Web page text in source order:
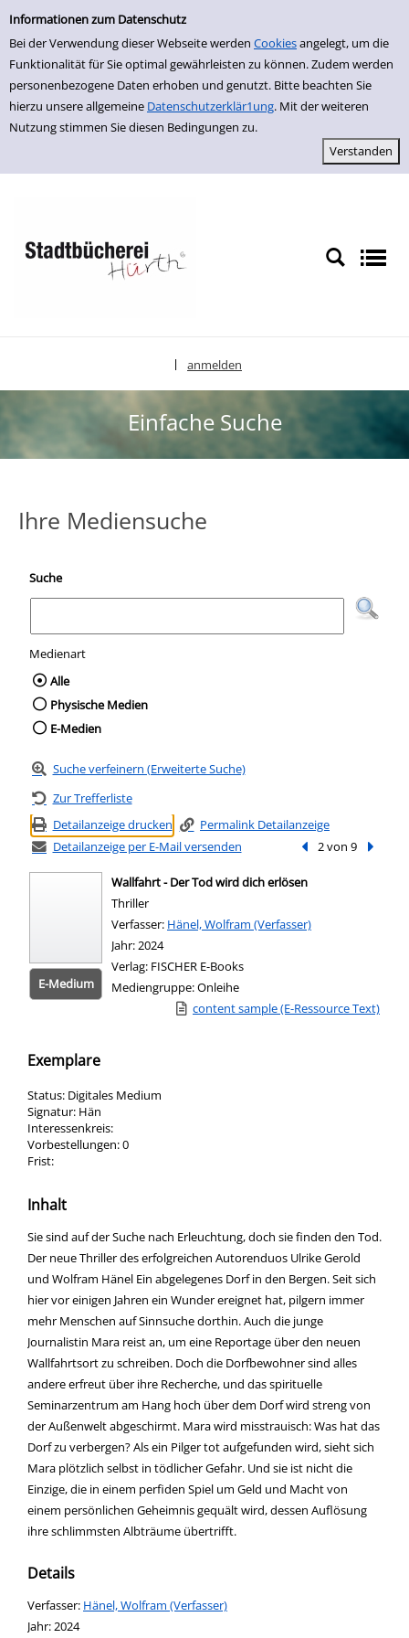
Einfache Suche
Informationen zum Datenschutz
Bei der Verwendung dieser Webseite werden Cookiesangelegt, um die
Funktionalität für Sie optimal gewährleisten zu können. Zudem werden
personenbezogene Daten erhoben und genutzt. Bitte beachten Sie
hierzu unsere allgemeine Datenschutzerklär1ung. Mit der weiteren
Nutzung stimmen Sie diesen Bedingungen zu.
zur Navigation springen
zum Inhalt springen
Zur Detailanzeige springen
anmelden
Einfache Suche
Ihre Mediensuche
Suche
Medienart
Wählen Sie die Medienart nach der Sie
Alle
Physische Medien
E-Medien
Suche verfeinern (Erweiterte Suche)
Zur Trefferliste
Detailanzeige drucken
Permalink Detailanzeige
Detailanzeige per E-Mail versenden
Vorheriger Treffer
2 von 9
E-Medium
Wallfahrt - Der Tod wird dich erlösen
Thriller
Verfasser: Suche nach diesem Verfasser
Hänel, Wolfram (Verfasser)
Jahr:2024
Verlag: FISCHER E-Books
Mediengruppe:Onleihe
Link zu einem externen Medieninhalt -
content sample (E-Ressource Text)
Exemplare
Status: Digitales Medium
Signatur: Hän
Interessenkreis:
Vorbestellungen:0
Frist:
Inhalt
Sie sind auf der Suche nach Erleuchtung, doch sie finden den Tod.
Der neue Thriller des erfolgreichen Autorenduos Ulrike Gerold
und Wolfram Hänel Ein abgelegenes Dorf in den Bergen. Seit sich
hier vor einigen Jahren ein Wunder ereignet hat, pilgern immer
mehr Menschen auf Sinnsuche dorthin. Auch die junge
Journalistin Mara reist an, um eine Reportage über den neuen
Wallfahrtsort zu schreiben. Doch die Dorfbewohner sind alles
andere erfreut über ihre Recherche, und das spirituelle
Seminarzentrum am Hang hoch über dem Dorf wird streng von
der Außenwelt abgeschirmt. Mara wird misstrauisch: Was hat das
Dorf zu verbergen? Als ein Pilger tot aufgefunden wird, sieht sich
Mara plötzlich selbst in tödlicher Gefahr. Und sie ist nicht die
Einzige, die in einem perfiden Spiel um Geld und Macht von
einem persönlichen Geheimnis gequält wird, dessen Auflösung
ihre schlimmsten Albträume übertrifft.
Details
Verfasser: Suche nach diesem Verfasser
Hänel, Wolfram (Verfasser)
Jahr:2024